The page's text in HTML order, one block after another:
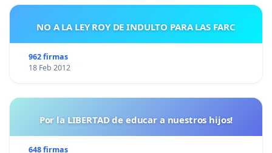
NO A LA LEY ROY DE INDULTO PARA LAS FARC
962 firmas
18 Feb 2012
Por la LIBERTAD de educar a nuestros hijos!
648 firmas